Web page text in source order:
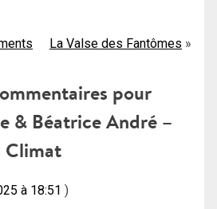
La Valse des Fantômes
pour
& Béatrice André –
Climat
à 18:51